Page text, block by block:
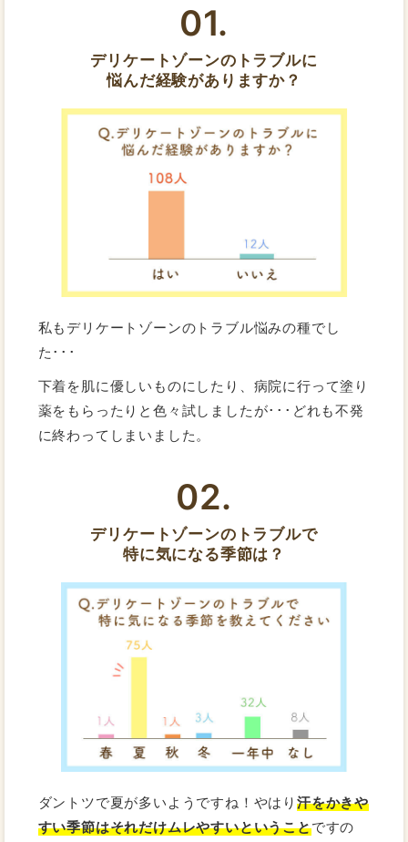
01.
デリケートゾーンのトラブルに
悩んだ経験がありますか？
私もデリケートゾーンのトラブル悩みの種でし
た･･･
下着を肌に優しいものにしたり、病院に行って塗り
薬をもらったりと色々試しましたが･･･どれも不発
に終わってしまいました。
02.
デリケートゾーンのトラブルで
特に気になる季節は？
ダントツで夏が多いようですね！やはり汗をかきや
すい季節はそれだけムレやすいということですの